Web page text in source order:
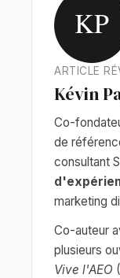
KP
ARTICLE
Kévin
Co-
de
consultant
marketing
Co-auteur
plusieurs
Vive l'AEO